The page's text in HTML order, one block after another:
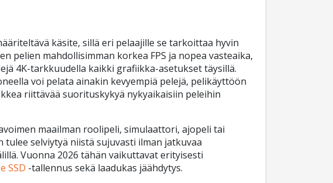
käsite, sillä eri pelaajille se tarkoittaa hyvin
pelien mahdollisimman korkea FPS ja nopea vasteaika,
4K-tarkkuudella kaikki grafiikka-asetukset täysillä.
voi pelata ainakin kevyempiä pelejä, pelikäyttöön
riittävää suorituskykyä nykyaikaisiin peleihin
maailman roolipeli, simulaattori, ajopeli tai
selviytyä niistä sujuvasti ilman jatkuvaa
Vuonna 2026 tähän vaikuttavat erityisesti
SSD -tallennus sekä laadukas jäähdytys.